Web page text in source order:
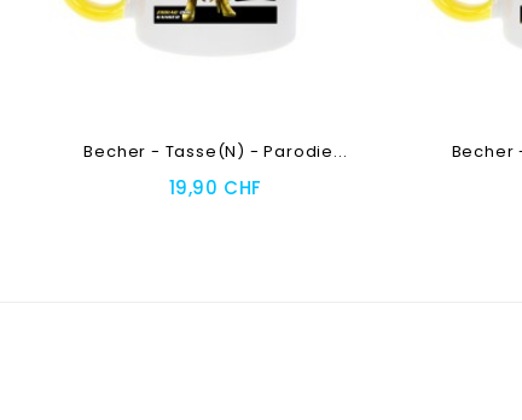
Becher - Tasse(n) - Parodie...
19,90 CHF
Becher